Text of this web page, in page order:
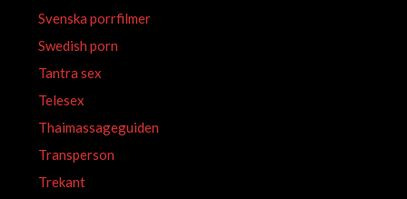
Svenska porrfilmer
Swedish porn
Tantra sex
Telesex
Thaimassageguiden
Transperson
Trekant